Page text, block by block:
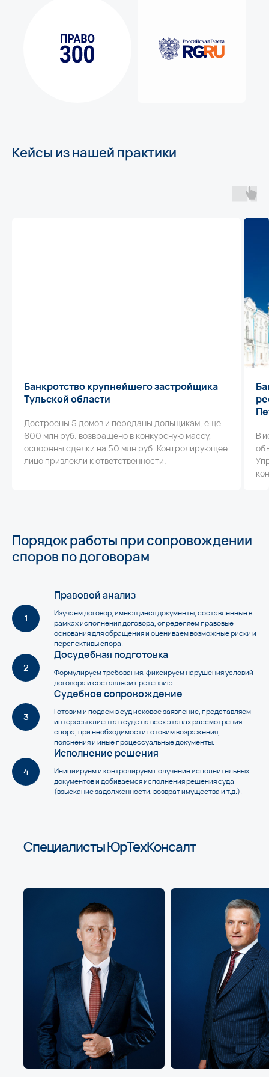
Кейсы из нашей практики
Банкротство крупнейшего застройщика
Тульской области
Достроены 5 домов и переданы дольщикам, еще
600 млн руб. возвращено в конкурсную массу,
оспорены сделки на 50 млн руб. Контролирующее
лицо привлекли к ответственности.
В
Порядок работы при сопровождении
споров по договорам
Правовой анализ
Изучаем договор, имеющиеся документы, составленные в
рамках исполнения договора, определяем правовые
основания для обращения и оцениваем возможные риски и
перспективы спора.
Досудебная подготовка
Формулируем требования, фиксируем нарушения условий
договора и составляем претензию.
Судебное сопровождение
Готовим и подаем в суд исковое заявление, представляем
интересы клиента в суде на всех этапах рассмотрения
спора, при необходимости готовим возражения,
пояснения и иные процессуальные документы.
Исполнение решения
Инициируем и контролируем получение исполнительных
документов и добиваемся исполнения решения суда
(взыскание задолженности, возврат имущества и т.д.).
Специалисты ЮрТехКонсалт